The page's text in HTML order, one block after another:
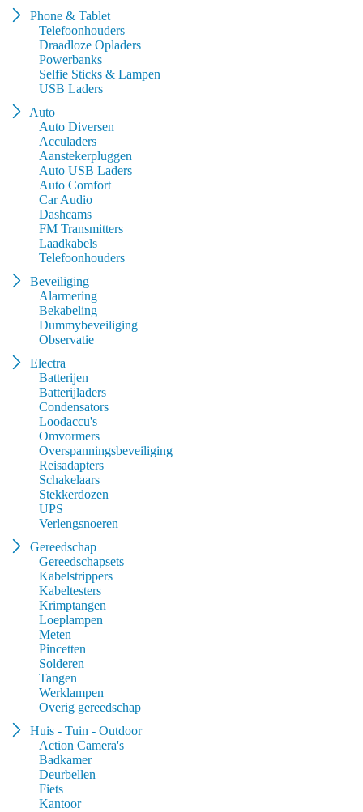
Phone & Tablet
Telefoonhouders
Draadloze Opladers
Powerbanks
Selfie Sticks & Lampen
USB Laders
Auto
Auto Diversen
Acculaders
Aanstekerpluggen
Auto USB Laders
Auto Comfort
Car Audio
Dashcams
FM Transmitters
Laadkabels
Telefoonhouders
Beveiliging
Alarmering
Bekabeling
Dummybeveiliging
Observatie
Electra
Batterijen
Batterijladers
Condensators
Loodaccu's
Omvormers
Overspanningsbeveiliging
Reisadapters
Schakelaars
Stekkerdozen
UPS
Verlengsnoeren
Gereedschap
Gereedschapsets
Kabelstrippers
Kabeltesters
Krimptangen
Loeplampen
Meten
Pincetten
Solderen
Tangen
Werklampen
Overig gereedschap
Huis - Tuin - Outdoor
Action Camera's
Badkamer
Deurbellen
Fiets
Kantoor